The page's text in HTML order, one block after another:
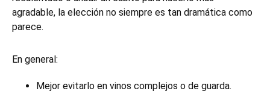
agradable, la elección no siempre es tan dramática como
parece.
En general:
Mejor evitarlo en vinos complejos o de guarda.